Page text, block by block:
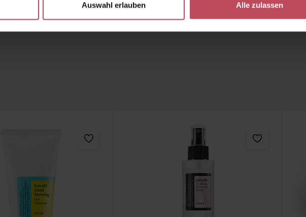
Auswahl erlauben Alle zulassen